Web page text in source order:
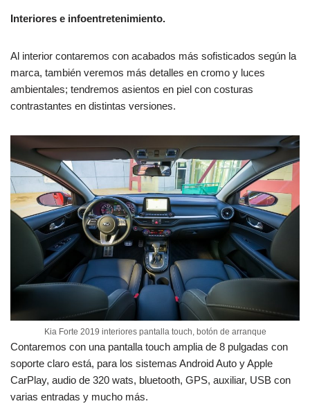
Interiores e infoentretenimiento.
Al interior contaremos con acabados más sofisticados según la
marca, también veremos más detalles en cromo y luces
ambientales; tendremos asientos en piel con costuras
contrastantes en distintas versiones.
Kia Forte 2019 interiores pantalla touch, botón de arranque
Contaremos con una pantalla touch amplia de 8 pulgadas con
soporte claro está, para los sistemas Android Auto y Apple
CarPlay, audio de 320 wats, bluetooth, GPS, auxiliar, USB con
varias entradas y mucho más.